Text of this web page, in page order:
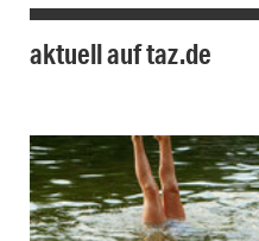
aktuell auf taz.de